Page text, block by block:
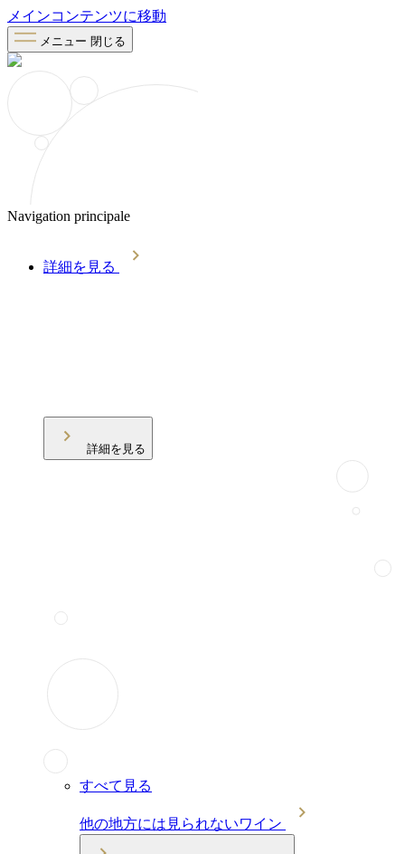
メインコンテンツに移動
メニュー 閉じる
Navigation principale
詳細を見る
詳細を見る
すべて見る
他の地方には見られないワイン